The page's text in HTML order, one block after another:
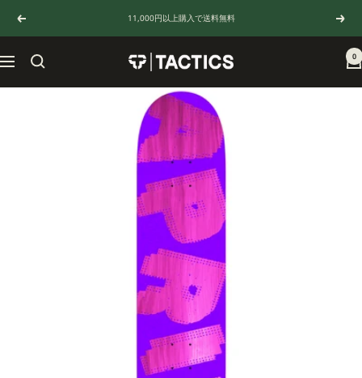
テ
ン
ツ
へ
戻
る
11,000円以上購入で送料無料
次
へ
ナ
TACTICS
JAPAN
0